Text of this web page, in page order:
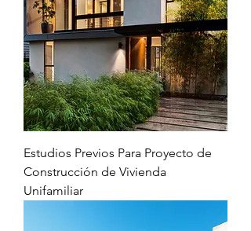
Estudios Previos Para Proyecto de
Construcción de Vivienda
Unifamiliar